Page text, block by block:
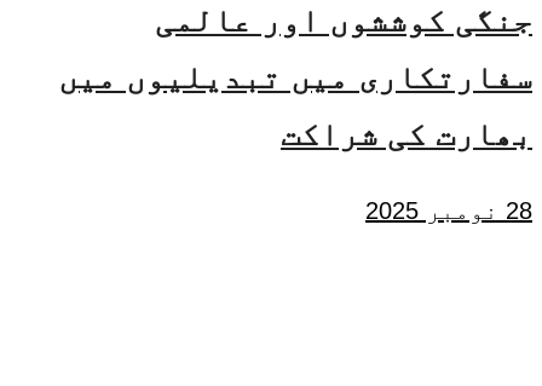
جنگی کوششوں اور عالمی
سفارتکاری میں تبدیلیوں میں
بھارت کی شراکت
28 نومبر 2025